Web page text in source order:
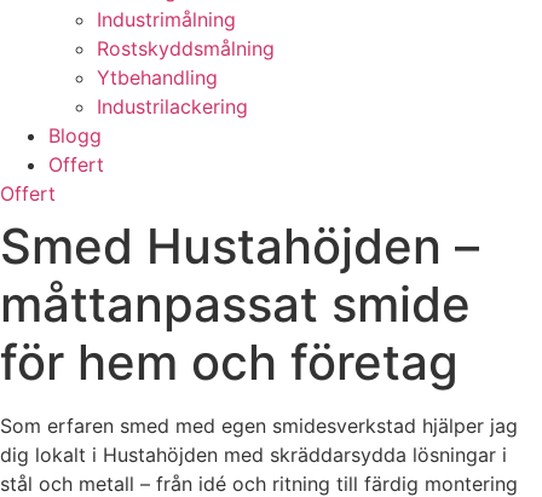
Industrimålning
Rostskyddsmålning
Ytbehandling
Industrilackering
Blogg
Offert
Offert
Smed Hustahöjden –
måttanpassat smide
för hem och företag
Som erfaren smed med egen smidesverkstad hjälper jag
dig lokalt i Hustahöjden med skräddarsydda lösningar i
stål och metall – från idé och ritning till färdig montering